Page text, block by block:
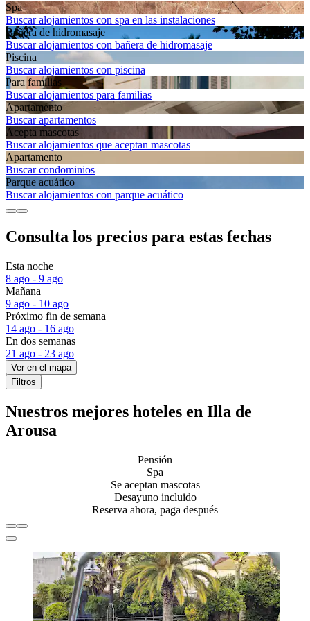
Spa
Buscar alojamientos con spa en las instalaciones
Bañera de hidromasaje
Buscar alojamientos con bañera de hidromasaje
Piscina
Buscar alojamientos con piscina
Para familias
Buscar alojamientos para familias
Apartamento
Buscar apartamentos
Acepta mascotas
Buscar alojamientos que aceptan mascotas
Apartamento
Buscar condominios
Parque acuático
Buscar alojamientos con parque acuático
Consulta los precios para estas fechas
Esta noche
8 ago - 9 ago
Mañana
9 ago - 10 ago
Próximo fin de semana
14 ago - 16 ago
En dos semanas
21 ago - 23 ago
Ver en el mapa
Filtros
Nuestros mejores hoteles en Illa de
Arousa
Pensión
Spa
Se aceptan mascotas
Desayuno incluido
Reserva ahora, paga después